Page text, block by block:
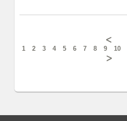
1 2 3 4 5 6 7 8 9 10